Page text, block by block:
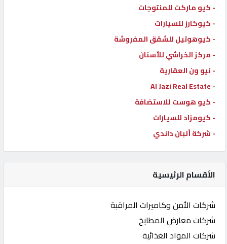
- كيو ماركت للمنتوجات
- كيوكارز للسيارات
- كيوهوتيل للشقق المفروشة
- مركز الخراشي للأسنان
- نيو ون العقارية
- Al Jazi Real Estate
- كيو هوست للاستضافة
- كيومزاد للسيارات
- شركة ألبان داندي
الأقسام الرئيسية
شركات الأمن وكاميرات المراقبة
شركات معارض المطابخ
شركات المواد الغذائية